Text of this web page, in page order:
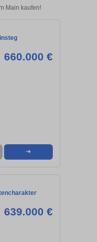
Main kaufen!
660.000 €
➜
639.000 €